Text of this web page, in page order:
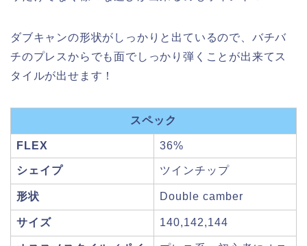
ダブキャンの形状がしっかりと出ているので、バチバ
チのプレスからでも面でしっかり弾くことが出来てス
タイルが出せます！
スペック
FLEX 36%
シェイプ ツインチップ
形状 Double camber
サイズ 140,142,144